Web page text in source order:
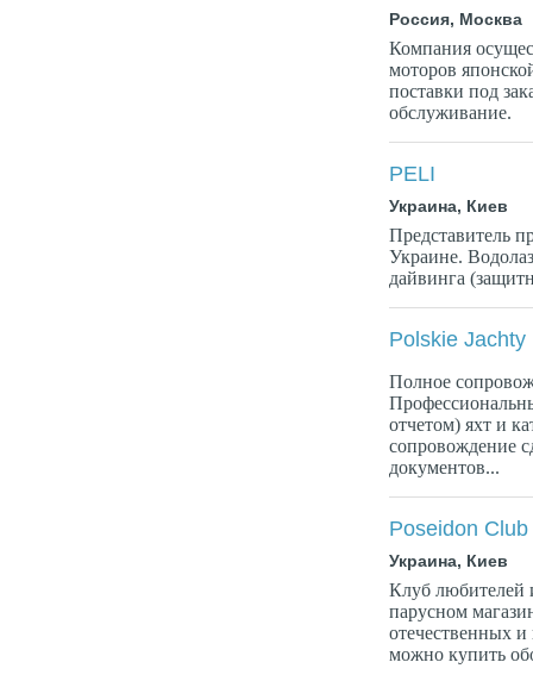
Россия, Москва
Компания
моторов
поставки под
обслуживание.
PELI
Украина, Киев
Представитель
Украине.
дайвинга
Polskie Jachty
Полное
отчетом) яхт и
сопровождение
документов...
Poseidon Club
Украина, Киев
Клуб любителей
парусном
отечественных
можно купить